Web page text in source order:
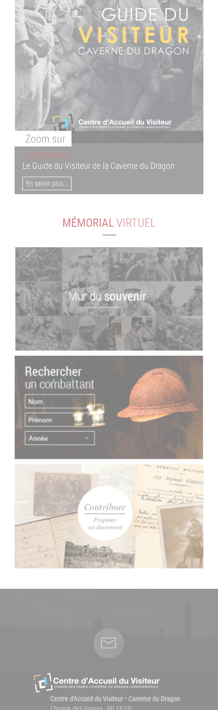
Zoom sur
À DÉCOUVRIR
Le Guide du Visiteur de la Caverne du Dragon
En savoir plus...
MÉMORIALVIRTUEL
Centre d'Accueil du Visiteur • Caverne du Dragon